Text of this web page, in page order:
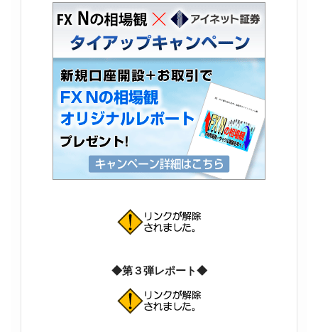
◆第３弾レポート◆